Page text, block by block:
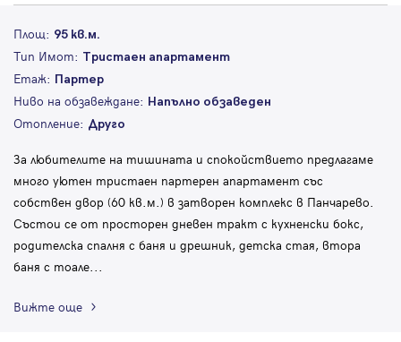
Площ: 95 кв.м.
Тип Имот: Тристаен апартамент
Етаж: Партер
Ниво на обзавеждане: Напълно обзаведен
Отопление: Друго
За любителите на тишината и спокойствието предлагаме
много уютен тристаен партерен апартамент със
собствен двор (60 кв.м.) в затворен комплекс в Панчарево.
Състои се от просторен дневен тракт с кухненски бокс,
родителска спалня с баня и дрешник, детска стая, втора
баня с тоале...
Вижте още